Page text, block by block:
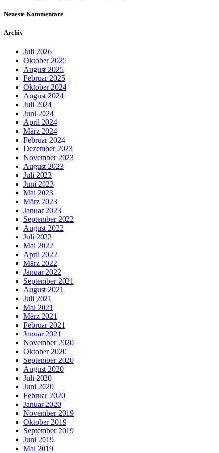
Neueste Kommentare
Archiv
Juli 2026
Oktober 2025
August 2025
Februar 2025
Oktober 2024
August 2024
Juli 2024
Juni 2024
April 2024
März 2024
Februar 2024
Dezember 2023
November 2023
August 2023
Juli 2023
Juni 2023
Mai 2023
März 2023
Januar 2023
September 2022
August 2022
Juli 2022
Mai 2022
April 2022
März 2022
Januar 2022
September 2021
August 2021
Juli 2021
Mai 2021
März 2021
Februar 2021
Januar 2021
November 2020
Oktober 2020
September 2020
August 2020
Juli 2020
Juni 2020
Februar 2020
Januar 2020
November 2019
Oktober 2019
September 2019
Juni 2019
Mai 2019